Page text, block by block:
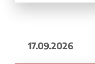
17.09.2026